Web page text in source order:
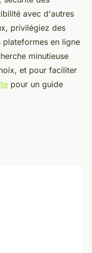
avec d'autres
privilégiez des
plateformes en ligne
minutieuse
et pour faciliter
pour un guide